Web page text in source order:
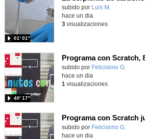
Contenido educativo.
subido por Luis M.
01′ 01″
hace un dia
3visualizaciones
Contenido educativo.
subido por Felicisimo G.
40′ 17″
hace un dia
1 visualizaciones
Contenido educativo.
subido por Felicisimo G.
hace un dia